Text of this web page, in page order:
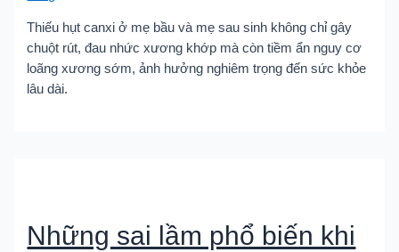
Thiếu hụt canxi ở mẹ bầu và mẹ sau sinh không chỉ gây
chuột rút, đau nhức xương khớp mà còn tiềm ẩn nguy cơ
loãng xương sớm, ảnh hưởng nghiêm trọng đến sức khỏe
lâu dài.
Những sai lầm phổ biến khi